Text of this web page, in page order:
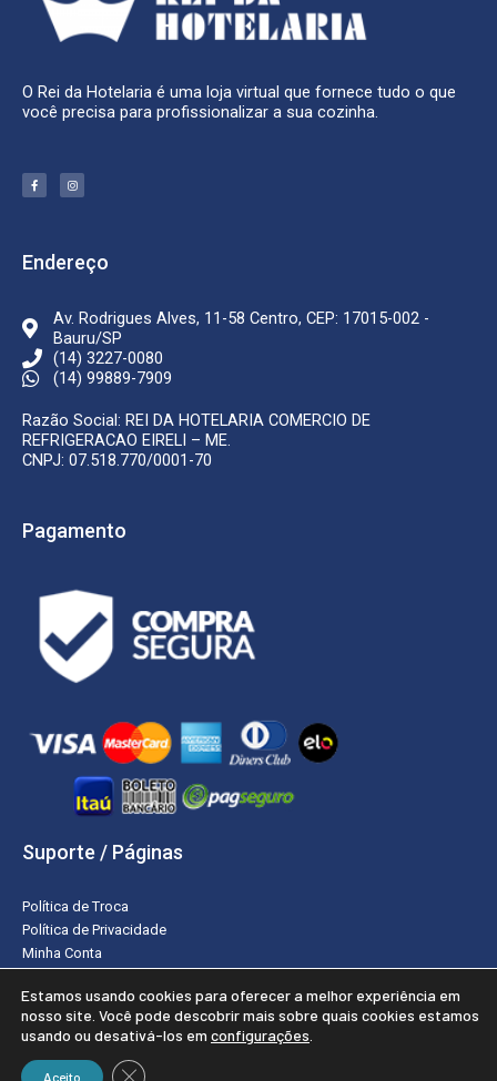
O Rei da Hotelaria é uma loja virtual que fornece tudo o que
você precisa para profissionalizar a sua cozinha.
F
a
c
k
-
I
n
s
m
Endereço
Av. Rodrigues Alves, 11-58 Centro, CEP: 17015-002 -
Bauru/SP
(14) 3227-0080
(14) 99889-7909
Razão Social: REI DA HOTELARIA COMERCIO DE
REFRIGERACAO EIRELI – ME.
CNPJ: 07.518.770/0001-70
Pagamento
Suporte / Páginas
Política de Troca
Política de Privacidade
Minha Conta
2019 - 2026 - Todos os direitos reservados © Rei da Hotelaria
Criação e Desenvolvimento do site: Alex Sanches
Estamos usando cookies para oferecer a melhor experiência em
nosso site. Você pode descobrir mais sobre quais cookies estamos
usando ou desativá-los em configurações
Aceito CLOSE GDPR COOKIE BANNER